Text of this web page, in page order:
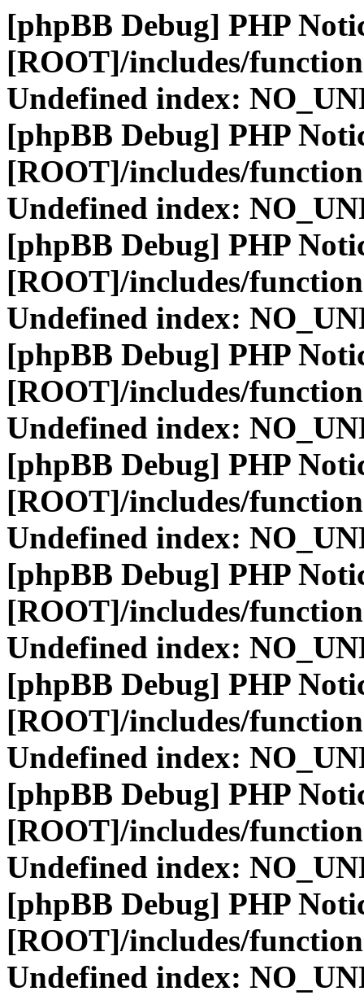
[phpBB Debug] PHP
[ROOT]/includes/
Undefined index:
[phpBB Debug] PHP
[ROOT]/includes/
Undefined index:
[phpBB Debug] PHP
[ROOT]/includes/
Undefined index:
[phpBB Debug] PHP
[ROOT]/includes/
Undefined index:
[phpBB Debug] PHP
[ROOT]/includes/
Undefined index:
[phpBB Debug] PHP
[ROOT]/includes/
Undefined index:
[phpBB Debug] PHP
[ROOT]/includes/
Undefined index:
[phpBB Debug] PHP
[ROOT]/includes/
Undefined index:
[phpBB Debug] PHP
[ROOT]/includes/
Undefined index: